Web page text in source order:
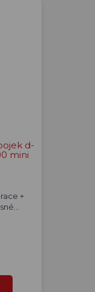
d-
mini
+